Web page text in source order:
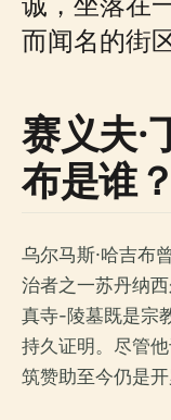
而闻名的街区
赛义夫·
布是谁？
乌尔马斯·哈吉布
治者之一苏丹纳
真寺-陵墓既是宗
持久证明。尽管
筑赞助至今仍是